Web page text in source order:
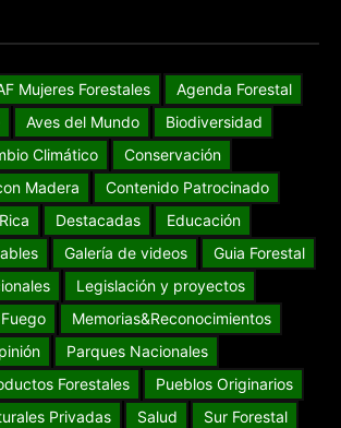
Mujeres Forestales
Agenda Forestal
Aves del Mundo
Biodiversidad
Climático
Conservación
Madera
Contenido Patrocinado
Destacadas
Educación
Galería de videos
Guia Forestal
Legislación y proyectos
Memorias&Reconocimientos
Parques Nacionales
Forestales
Pueblos Originarios
Privadas
Salud
Sur Forestal